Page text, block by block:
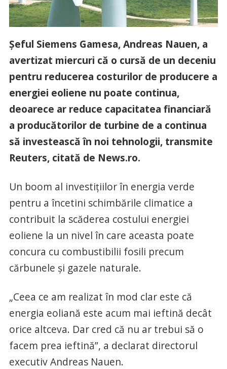
Şeful Siemens Gamesa, Andreas Nauen, a
avertizat miercuri că o cursă de un deceniu
pentru reducerea costurilor de producere a
energiei eoliene nu poate continua,
deoarece ar reduce capacitatea financiară
a producătorilor de turbine de a continua
să investească în noi tehnologii, transmite
Reuters, citată de News.ro.
Un boom al investiţiilor în energia verde
pentru a încetini schimbările climatice a
contribuit la scăderea costului energiei
eoliene la un nivel în care aceasta poate
concura cu combustibilii fosili precum
cărbunele şi gazele naturale.
„Ceea ce am realizat în mod clar este că
energia eoliană este acum mai ieftină decât
orice altceva. Dar cred că nu ar trebui să o
facem prea ieftină”, ​​a declarat directorul
executiv Andreas Nauen.